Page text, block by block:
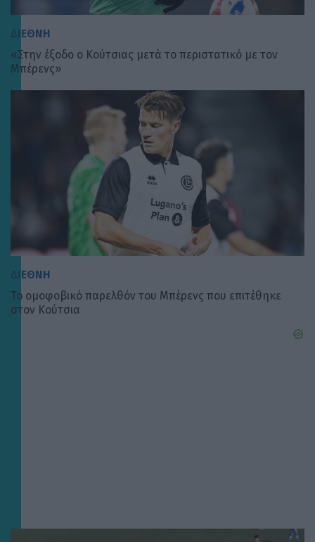
ΔΙΕΘΝΗ
«Στην έξοδο ο Κούτσιας μετά το περιστατικό με τον
Μπέρενς»
ΔΙΕΘΝΗ
Το ομοφοβικό παρελθόν του Μπέρενς που επιτέθηκε
στον Κούτσια